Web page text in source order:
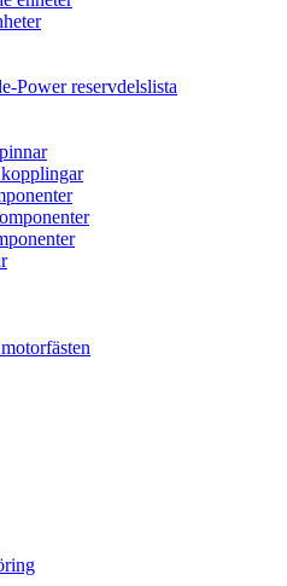
Power reservdelslista